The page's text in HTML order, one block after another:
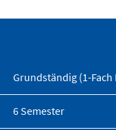
Grundständig (1-Fach
6 Semester